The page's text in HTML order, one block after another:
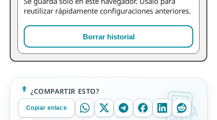
reutilizar rápidamente configuraciones anteriores.
Borrar historial
¿COMPARTIR ESTO?
Copiar enlace